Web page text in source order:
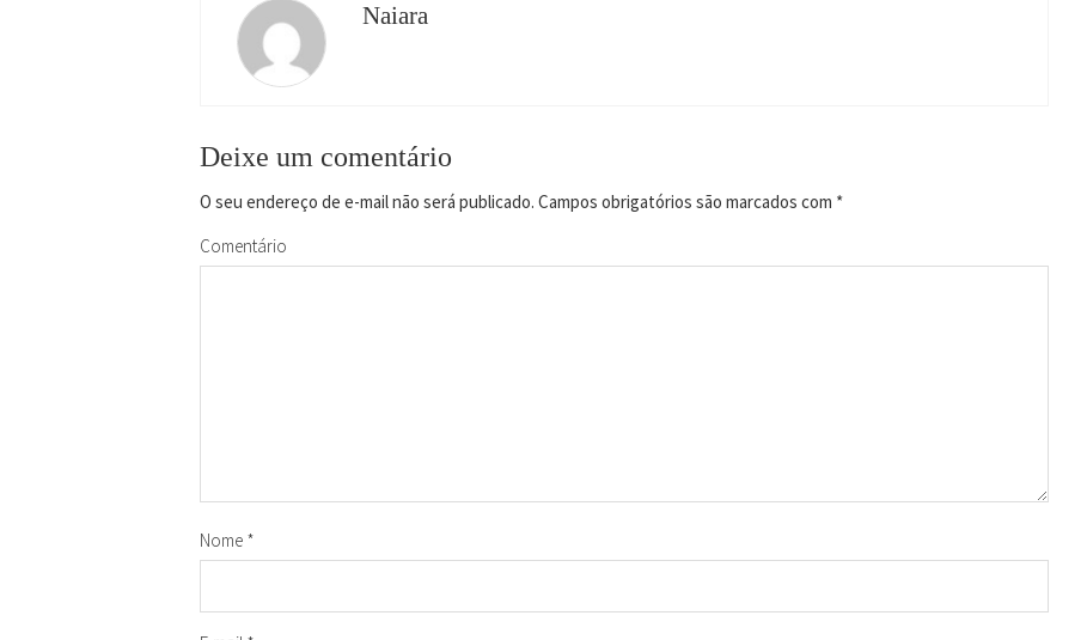
Naiara
Deixe um comentário
O seu endereço de e-mail não será publicado. Campos obrigatórios são marcados com *
Comentário
Nome *